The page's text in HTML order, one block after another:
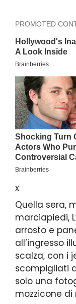
x
Quella sera,
marciapiedi,
arrosto e
all’ingresso
scalza, con i
scompigliati
solo una
mozzicone